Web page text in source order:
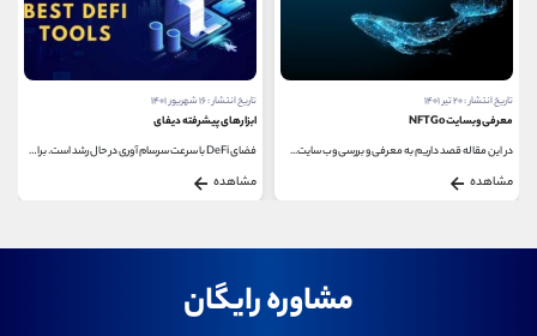
تاریخ انتشار : ۲۰ تیر ۱۴۰۱
معرفی وبسایت NFTGo
در این مقاله قصد داریم به معرفی و بررسی وب سایت...
مشاهده
تاریخ انتشار : ۱۶ شهریور ۱۴۰۱
ابزارهای پیشرفته دیفای
فضای DeFi با سرعت سرسام آوری در حال رشد است. برای...
مشاهده
مشاوره رایگان